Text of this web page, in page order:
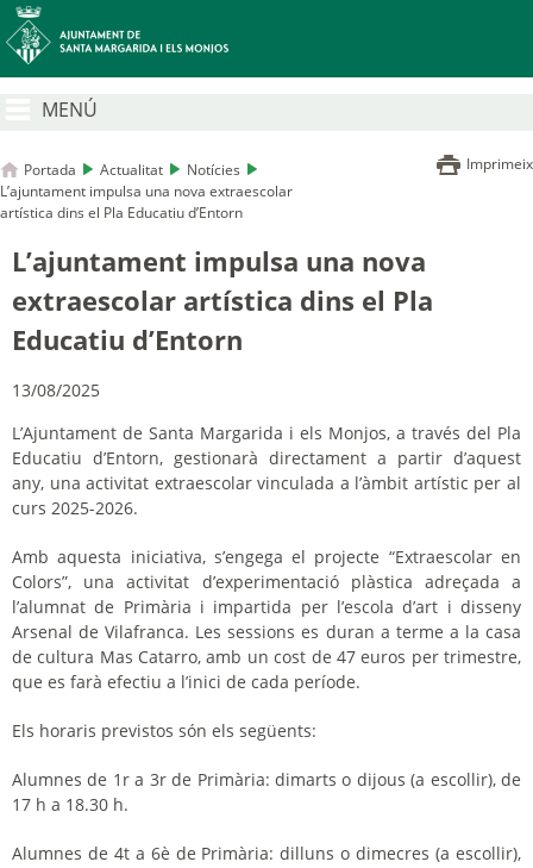
MENÚ
Portada Actualitat
Notícies
L’ajuntament impulsa una nova extraescolar
artística dins el Pla Educatiu d’Entorn
Imprimeix
L’ajuntament impulsa una nova
extraescolar artística dins el Pla
Educatiu d’Entorn
13/08/2025
L’Ajuntament de Santa Margarida i els Monjos, a través del Pla
Educatiu d’Entorn, gestionarà directament a partir d’aquest
any, una activitat extraescolar vinculada a l’àmbit artístic per al
curs 2025-2026.
Amb aquesta iniciativa, s’engega el projecte “Extraescolar en
Colors”, una activitat d’experimentació plàstica adreçada a
l’alumnat de Primària i impartida per l’escola d’art i disseny
Arsenal de Vilafranca. Les sessions es duran a terme a la casa
de cultura Mas Catarro, amb un cost de 47 euros per trimestre,
que es farà efectiu a l’inici de cada període.
Els horaris previstos són els següents:
Alumnes de 1r a 3r de Primària: dimarts o dijous (a escollir), de
17 h a 18.30 h.
Alumnes de 4t a 6è de Primària: dilluns o dimecres (a escollir),